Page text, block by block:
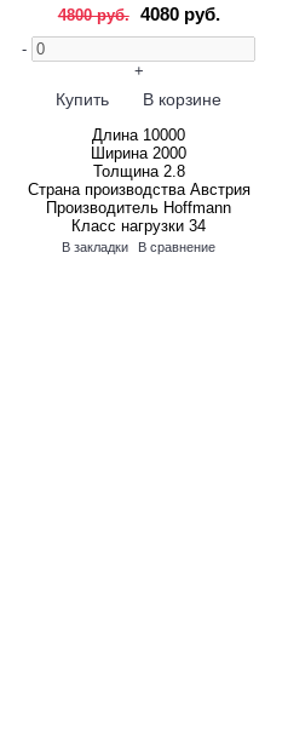
4800 руб. 4080 руб.
-
+
Купить В корзине
Длина 10000
Ширина 2000
Толщина 2.8
Страна производства Австрия
Производитель Hoffmann
Класс нагрузки 34
В закладки В сравнение